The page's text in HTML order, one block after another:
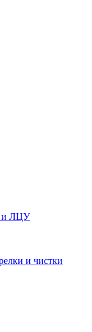
и ЛЦУ
и чистки